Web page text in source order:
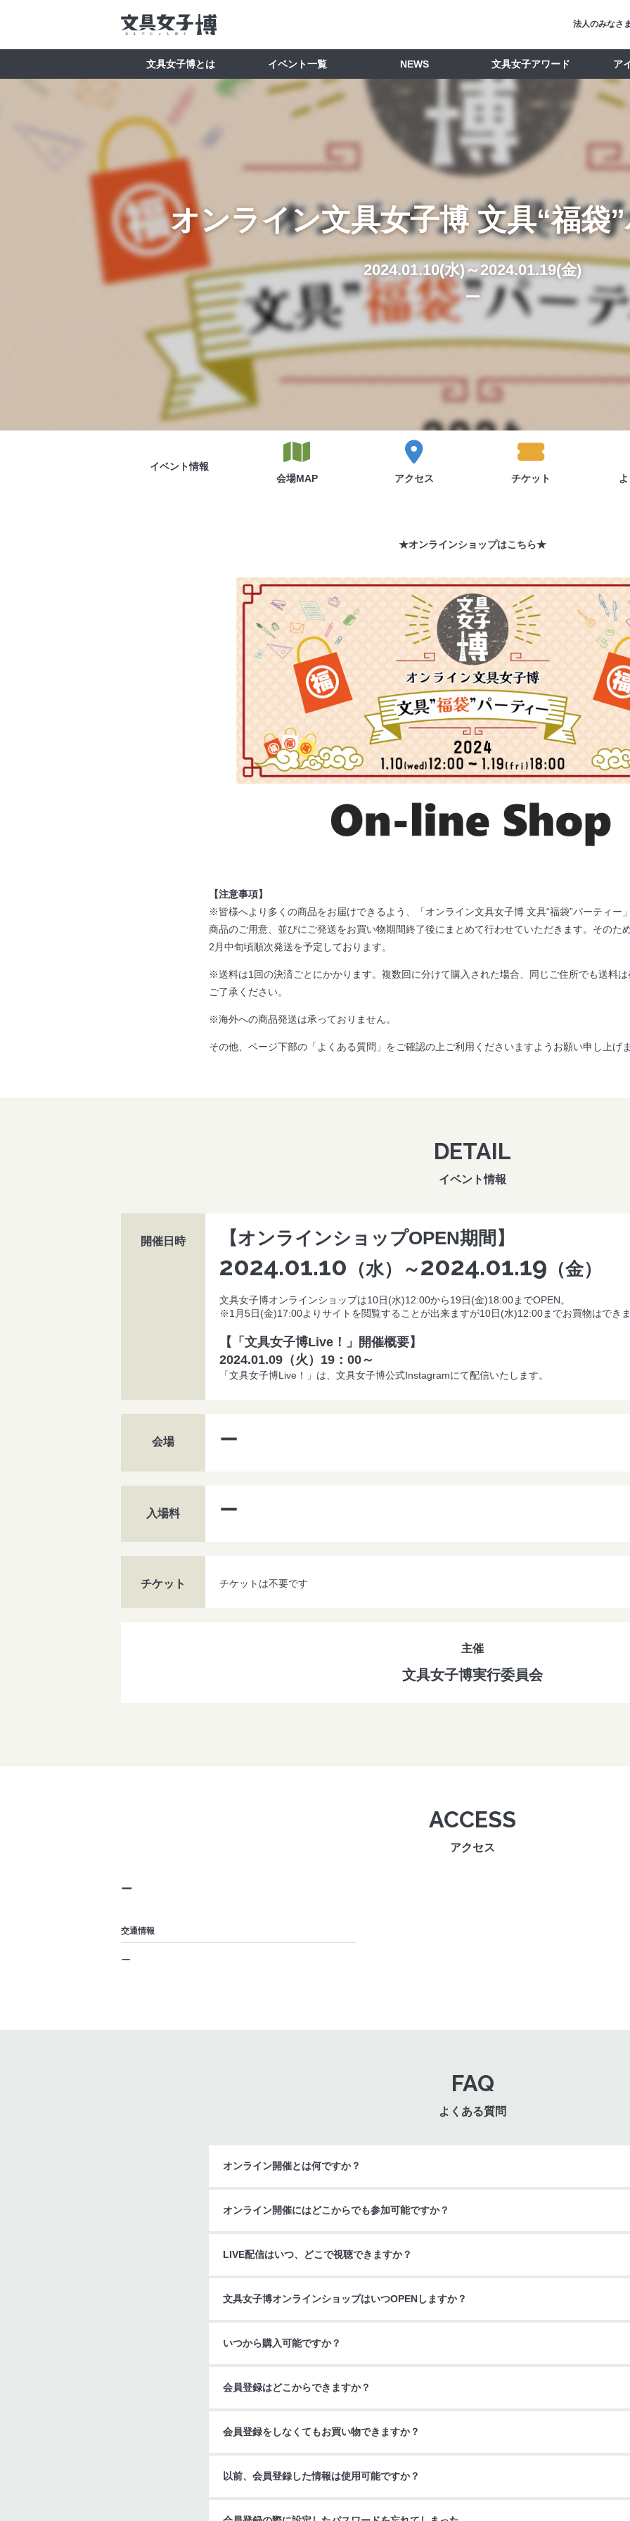
文具女子博とは イベント一覧 NEWS 文具女子アワード ア
法人のみなさ
オンライン文具女子博 文具“福袋
2024.01.10(水)～2024.01.19(金)
ー
イベント情報
会場MAP アクセス チケット
★オンラインショップはこちら★
【注意事項】
※皆様へより多くの商品をお届けできるよう、
「オンライン文具女子博 文具“福袋”パーティー
商品のご用意、 並びにご発送をお買い物期間終了後にまとめて行わせていただきます。そのた
2月中旬頃順次発送を予定しております。
※送料は1回の決済ごとにかかります。複数回に分けて購入された場合、同じご住所でも送料
ご了承ください。
※海外への商品発送は承っておりません。
その他、ページ下部の「よくある質問」をご確認の上ご利用くださいますようお願い申し上げ
DETAIL
イベント情報
開催日時 【オンラインショップOPEN期間】
2024.01.10 （水）～2024.01.19 （金）
文具女子博オンラインショップは10日(水)12:00から19日(金)18:00までOPEN。
※1月5日(金)17:00よりサイトを閲覧することが出来ますが10日(水)12:00までお買物はでき
【「文具女子博Live！」開催概要】
2024.01.09（火）19：00～
「文具女子博Live！」は、文具女子博公式Instagramにて配信いたします。
会場 ー
入場料 ー
チケット チケットは不要です
主催
文具女子博実行委員会
ACCESS
アクセス
ー
交通情報
ー
FAQ
よくある質問
オンライン開催とは何ですか？
オンライン開催にはどこからでも参加可能ですか？
LIVE配信はいつ、どこで視聴できますか？
文具女子博オンラインショップはいつOPENしますか？
いつから購入可能ですか？
会員登録はどこからできますか？
会員登録をしなくてもお買い物できますか？
以前、会員登録した情報は使用可能ですか？